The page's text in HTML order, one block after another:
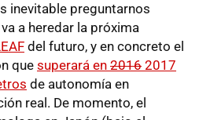
inevitable preguntarnos
a heredar la próxima
del futuro, y en concreto el
que superará en 2016 2017
de autonomía en
real. De momento, el